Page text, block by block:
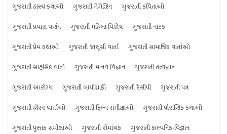
ગુજરાતી હાસ્ય કથાઓ
ગુજરાતી મેગેઝિન
ગુજરાતી કવિતાઓ
ગુજરાતી પ્રવાસ વર્ણન
ગુજરાતી મહિલા વિશેષ
ગુજરાતી નાટક
ગુજરાતી પ્રેમ કથાઓ
ગુજરાતી જાસૂસી વાર્તા
ગુજરાતી સામાજિક વાર્તાઓ
ગુજરાતી સાહસિક વાર્તા
ગુજરાતી માનવ વિજ્ઞાન
ગુજરાતી તત્વજ્ઞાન
ગુજરાતી આરોગ્ય
ગુજરાતી બાયોગ્રાફી ગુજરાતી રેસીપી
ગુજરાતી પત્ર
ગુજરાતી હૉરર વાર્તાઓ
ગુજરાતી ફિલ્મ સમીક્ષાઓ
ગુજરાતી પૌરાણિક કથાઓ
ગુજરાતી પુસ્તક સમીક્ષાઓ
ગુજરાતી રોમાંચક
ગુજરાતી કાલ્પનિક-વિજ્ઞાન